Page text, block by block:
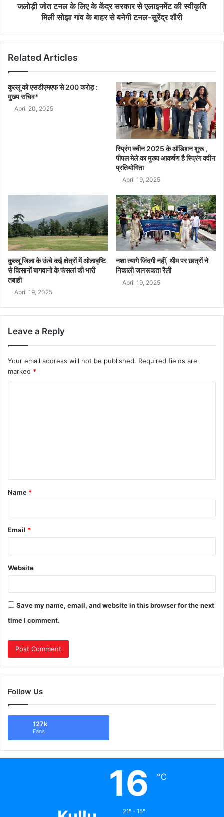
जलोड़ी जोत टनल के लिए के केंद्र सरकार से एलाइनमेंट की स्वीकृति
मिली सोझा गांव के बाहर से बनेगी टनल-सुरेंद्र शौरी
Related Articles
कुल्लू को एसडीएमएफ से 200 करोड़ :
मुख्य सचिव*
April 20, 2025
स्प्रिंग क्वीन 2025 के ऑडिशन शुरू ,
पीपल मेले का मुख्य आकर्षण है स्प्रिंग क्वीन
प्रतियोगिता
April 19, 2025
कुल्लू जिला के ऊंचे कई क्षेत्रों में ओलाबृष्टि
से किसानों बागवानो के फंसलां की भारी
तबाही
April 19, 2025
नशा त्यागे जिंदगी नहीं, थीम पर छात्रों ने
निकाली जागरूकता रैली
April 19, 2025
Leave a Reply
Your email address will not be published. Required fields are
marked *
Name *
Email *
Website
Save my name, email, and website in this browser for the next
time I comment.
Follow Us
127k
Fans
16 ℃
21º - 15º